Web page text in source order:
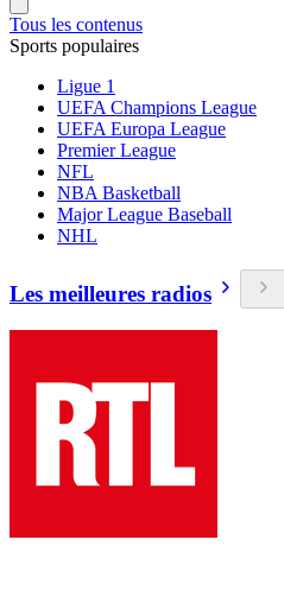
Tous les contenus
Sports populaires
Ligue 1
UEFA Champions League
UEFA Europa League
Premier League
NFL
NBA Basketball
Major League Baseball
NHL
Les meilleures radios